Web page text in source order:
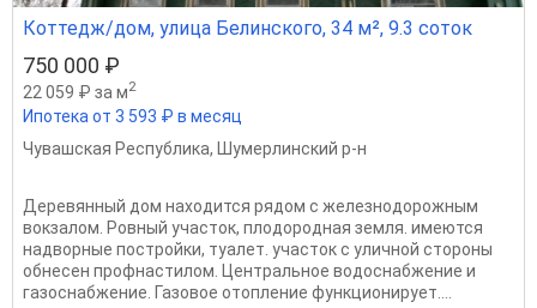
Коттедж/дом, улица Белинского, 34 м², 9.3 соток
750 000 ₽
22 059 ₽ за м2
Ипотека от 3 593 ₽ в месяц
Чувашская Республика, Шумерлинский р-н
Деревянный дом находится рядом с железнодорожным
вокзалом. Ровный участок, плодородная земля. имеются
надворные постройки, туалет. участок с уличной стороны
обнесен профнастилом. Центральное водоснабжение и
газоснабжение. Газовое отопление функционирует....